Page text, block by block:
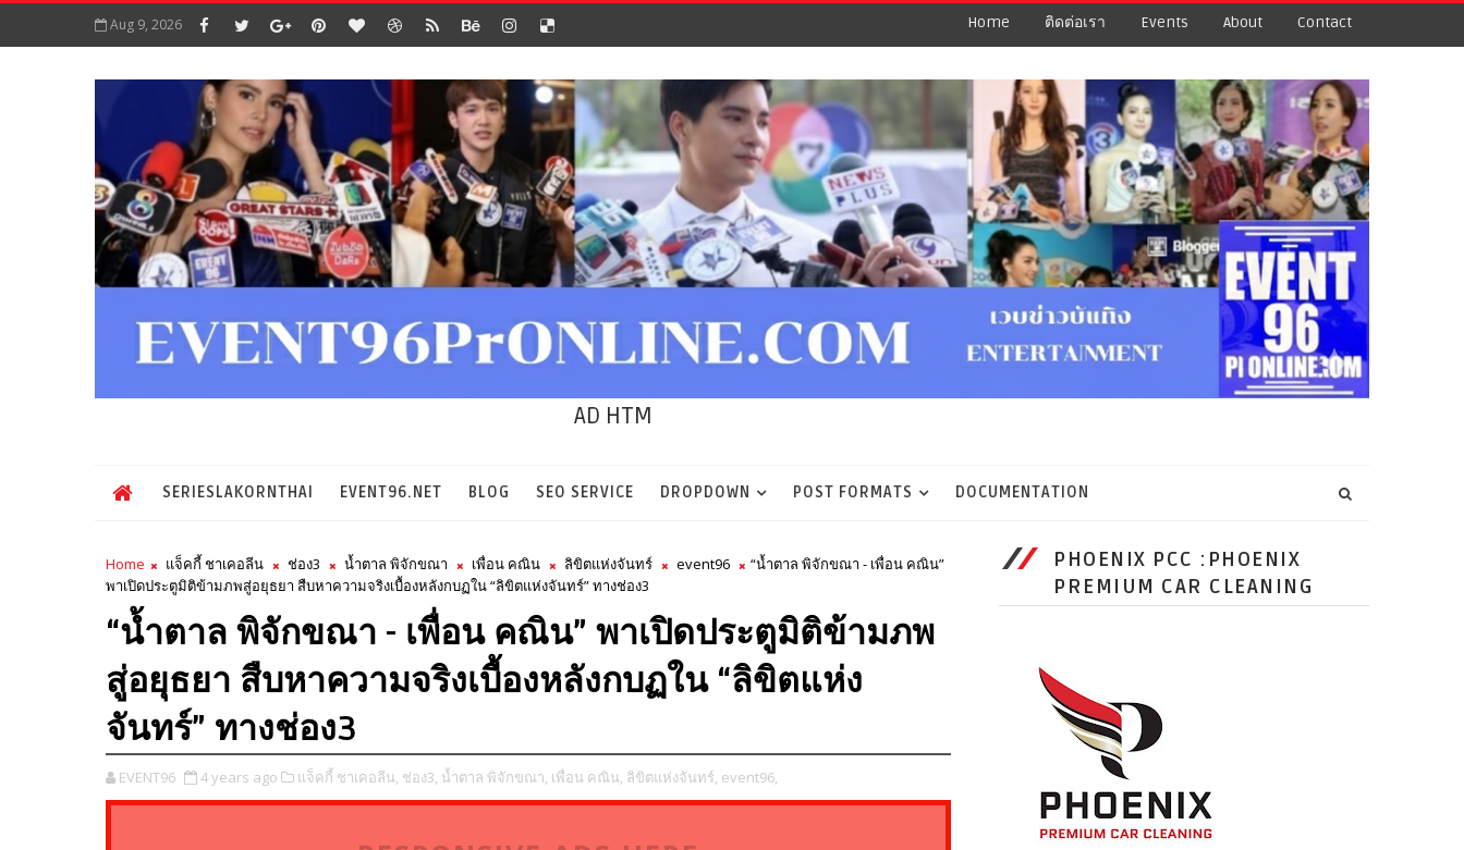
Aug 9, 2026 Home ติดต่อเรา Events About Contact
AD HTM
SERIESLAKORNTHAI EVENT96.NET BLOG SEO SERVICE DROPDOWN POST FORMATS DOCUMENTATION
Home แจ็คกี้ ชาเคอลีน ช่อง3 น้ำตาล พิจักขณา เพื่อน คณิน ลิขิตแห่งจันทร์ event96
“น้ำตาล พิจักขณา - เพื่อน คณิน”
พาเปิดประตูมิติข้ามภพสู่อยุธยา สืบหาความจริงเบื้องหลังกบฏใน “ลิขิตแห่งจันทร์” ทางช่อง3
“น้ำตาล พิจักขณา - เพื่อน คณิน” พาเปิดประตูมิติข้ามภพ
สู่อยุธยา สืบหาความจริงเบื้องหลังกบฏใน “ลิขิตแห่ง
จันทร์” ทางช่อง3
EVENT96 4 years ago แจ็คกี้ ชาเคอลีน, ช่อง3, น้ำตาล พิจักขณา, เพื่อน คณิน, ลิขิตแห่งจันทร์, event96,
PHOENIX PCC :PHOENIX
PREMIUM CAR CLEANING